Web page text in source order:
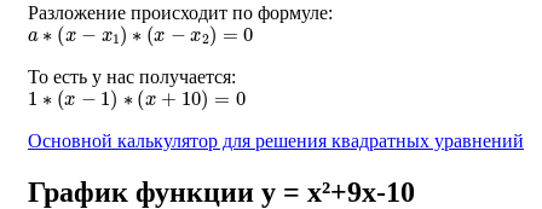
Разложение происходит по формуле:
a ∗(x−x1)∗ (x−x2)=0
То есть у нас получается:
1∗(x−1)∗(x +10)=0
Основной калькулятор для решения квадратных уравнений
График функции y = x²+9x-10